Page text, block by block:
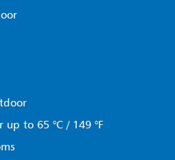
to 65 °C / 149 °F